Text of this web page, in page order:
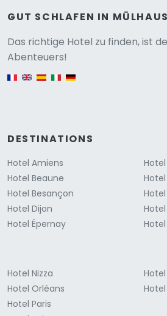
GUT SCHLAFEN IN
Das richtige Hotel zu finden, ist
Abenteuers!
English version
DESTINATIONS
Hotel Amiens
Hotel Beaune
Hotel Besançon
Hotel Dijon
Hotel Épernay
Hotel
Hotel Nizza
Hotel Orléans
Hotel Paris